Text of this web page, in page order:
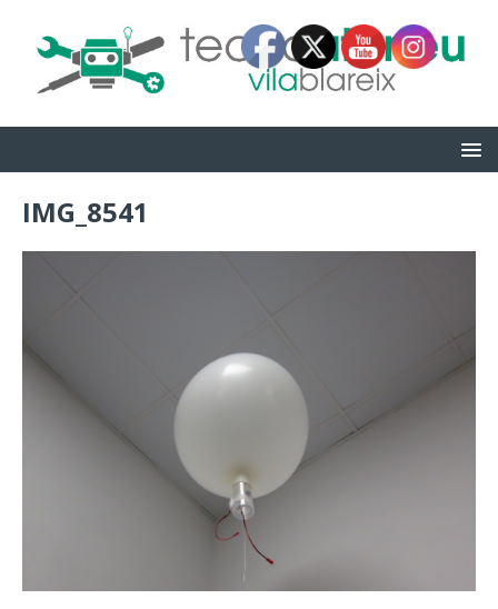
IMG_8541